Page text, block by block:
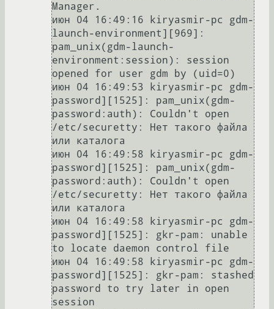
Manager.
июн 04 16:49:16 kiryasmir-pc gdm-
launch-environment][969]:
pam_unix(gdm-launch-
environment:session): session
opened for user gdm by (uid=0)
июн 04 16:49:53 kiryasmir-pc gdm-
password][1525]: pam_unix(gdm-
password:auth): Couldn't open
/etc/securetty: Нет такого файла
или каталога
июн 04 16:49:58 kiryasmir-pc gdm-
password][1525]: pam_unix(gdm-
password:auth): Couldn't open
/etc/securetty: Нет такого файла
или каталога
июн 04 16:49:58 kiryasmir-pc gdm-
password][1525]: gkr-pam: unable
to locate daemon control file
июн 04 16:49:58 kiryasmir-pc gdm-
password][1525]: gkr-pam: stashed
password to try later in open
session